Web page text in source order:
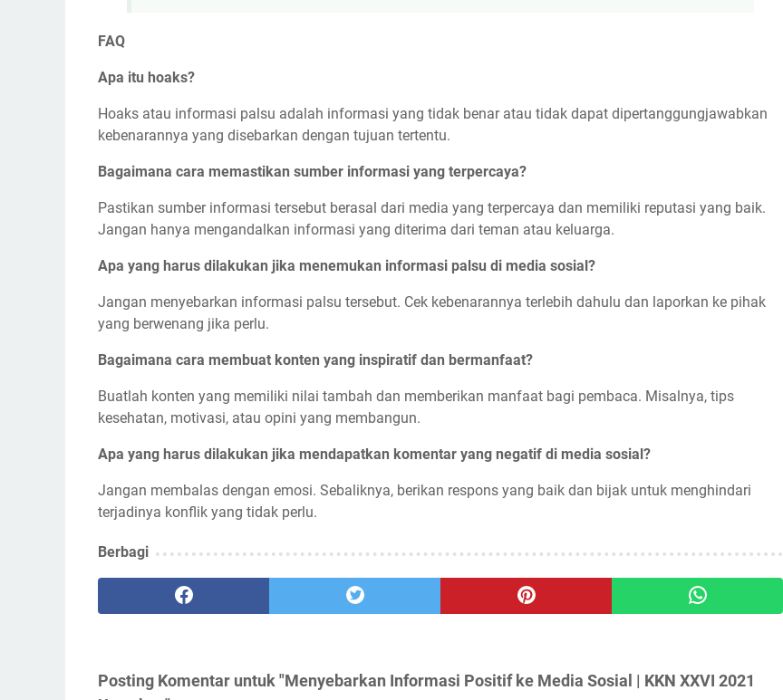
FAQ
Apa itu hoaks?
Hoaks atau informasi palsu adalah informasi yang tidak benar atau tidak dapat dipertanggungjawabkan
kebenarannya yang disebarkan dengan tujuan tertentu.
Bagaimana cara memastikan sumber informasi yang terpercaya?
Pastikan sumber informasi tersebut berasal dari media yang terpercaya dan memiliki reputasi yang baik.
Jangan hanya mengandalkan informasi yang diterima dari teman atau keluarga.
Apa yang harus dilakukan jika menemukan informasi palsu di media sosial?
Jangan menyebarkan informasi palsu tersebut. Cek kebenarannya terlebih dahulu dan laporkan ke pihak
yang berwenang jika perlu.
Bagaimana cara membuat konten yang inspiratif dan bermanfaat?
Buatlah konten yang memiliki nilai tambah dan memberikan manfaat bagi pembaca. Misalnya, tips
kesehatan, motivasi, atau opini yang membangun.
Apa yang harus dilakukan jika mendapatkan komentar yang negatif di media sosial?
Jangan membalas dengan emosi. Sebaliknya, berikan respons yang baik dan bijak untuk menghindari
terjadinya konflik yang tidak perlu.
Berbagi
Posting Komentar untuk "Menyebarkan Informasi Positif ke Media Sosial | KKN XXVI 2021